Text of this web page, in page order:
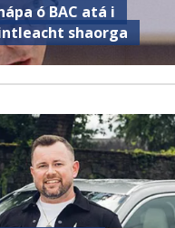
ó BAC atá i
shaorga